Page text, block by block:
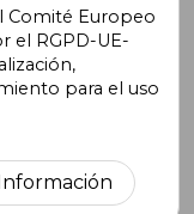
|Buscalibre
Otros
Comité Europeo
el RGPD-UE-
para el uso